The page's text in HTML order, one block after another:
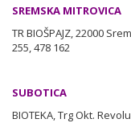
SREMSKA MITROVICA
TR BIOŠPAJZ, 22000
255, 478 162
SUBOTICA
BIOTEKA, Trg Okt.